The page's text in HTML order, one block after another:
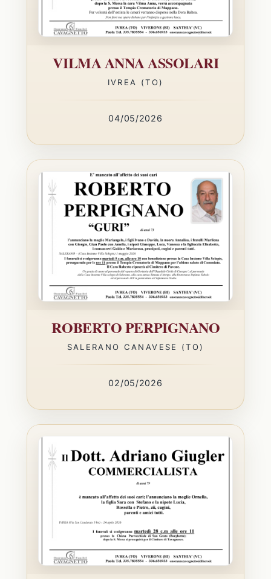
VILMA ANNA ASSOLARI
IVREA (TO)
04/05/2026
ROBERTO PERPIGNANO
SALERANO CANAVESE (TO)
02/05/2026